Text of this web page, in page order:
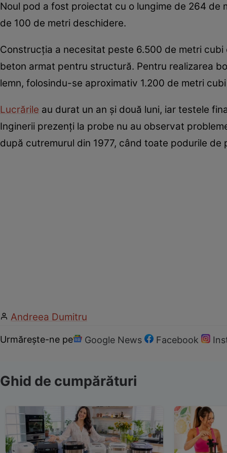
Noul pod a fost proiectat cu o lungime de 264 de
de 100 de metri deschidere.
Construcția a necesitat peste 6.500 de metri
beton armat pentru structură. Pentru realizarea
lemn, folosindu-se aproximativ 1.200 de metri
Lucrările au durat un an și două luni, iar testele
Inginerii prezenți la probe nu au observat
după cutremurul din 1977, când toate podurile
Andreea Dumitru
Urmărește-ne pe Google News Facebook
Ghid de cumpărături